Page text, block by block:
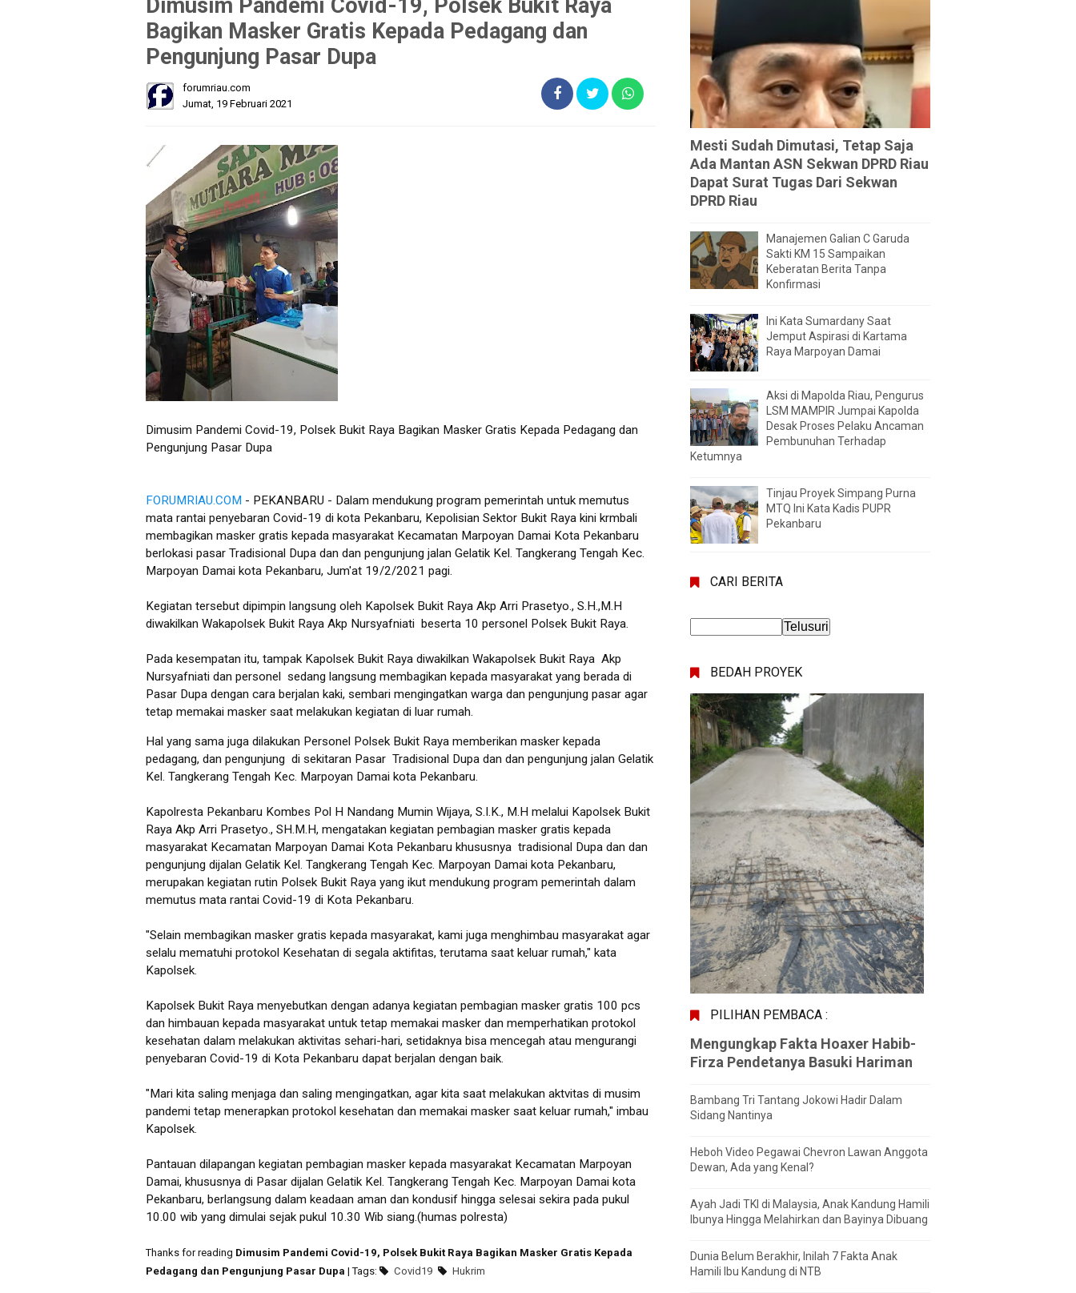
Dimusim Pandemi Covid-19, Polsek Bukit Raya
Bagikan Masker Gratis Kepada Pedagang dan
Pengunjung Pasar Dupa
forumriau.com
Jumat, 19 Februari 2021
Dimusim Pandemi Covid-19, Polsek Bukit Raya Bagikan Masker Gratis Kepada Pedagang dan
Pengunjung Pasar Dupa
FORUMRIAU.COM - PEKANBARU - Dalam mendukung program pemerintah untuk memutus
mata rantai penyebaran Covid-19 di kota Pekanbaru, Kepolisian Sektor Bukit Raya kini krmbali
membagikan masker gratis kepada masyarakat Kecamatan Marpoyan Damai Kota Pekanbaru
berlokasi pasar Tradisional Dupa dan dan pengunjung jalan Gelatik Kel. Tangkerang Tengah Kec.
Marpoyan Damai kota Pekanbaru, Jum'at 19/2/2021 pagi.
Kegiatan tersebut dipimpin langsung oleh Kapolsek Bukit Raya Akp Arri Prasetyo., S.H.,M.H
diwakilkan Wakapolsek Bukit Raya Akp Nursyafniati beserta 10 personel Polsek Bukit Raya.
Pada kesempatan itu, tampak Kapolsek Bukit Raya diwakilkan Wakapolsek Bukit Raya Akp
Nursyafniati dan personel sedang langsung membagikan kepada masyarakat yang berada di
Pasar Dupa dengan cara berjalan kaki, sembari mengingatkan warga dan pengunjung pasar agar
tetap memakai masker saat melakukan kegiatan di luar rumah.
Hal yang sama juga dilakukan Personel Polsek Bukit Raya memberikan masker kepada
pedagang, dan pengunjung di sekitaran Pasar Tradisional Dupa dan dan pengunjung jalan Gelatik
Kel. Tangkerang Tengah Kec. Marpoyan Damai kota Pekanbaru.
Kapolresta Pekanbaru Kombes Pol H Nandang Mumin Wijaya, S.I.K., M.H melalui Kapolsek Bukit
Raya Akp Arri Prasetyo., SH.M.H, mengatakan kegiatan pembagian masker gratis kepada
masyarakat Kecamatan Marpoyan Damai Kota Pekanbaru khususnya tradisional Dupa dan dan
pengunjung dijalan Gelatik Kel. Tangkerang Tengah Kec. Marpoyan Damai kota Pekanbaru,
merupakan kegiatan rutin Polsek Bukit Raya yang ikut mendukung program pemerintah dalam
memutus mata rantai Covid-19 di Kota Pekanbaru.
"Selain membagikan masker gratis kepada masyarakat, kami juga menghimbau masyarakat agar
selalu mematuhi protokol Kesehatan di segala aktifitas, terutama saat keluar rumah," kata
Kapolsek.
Kapolsek Bukit Raya menyebutkan dengan adanya kegiatan pembagian masker gratis 100 pcs
dan himbauan kepada masyarakat untuk tetap memakai masker dan memperhatikan protokol
kesehatan dalam melakukan aktivitas sehari-hari, setidaknya bisa mencegah atau mengurangi
penyebaran Covid-19 di Kota Pekanbaru dapat berjalan dengan baik.
"Mari kita saling menjaga dan saling mengingatkan, agar kita saat melakukan aktvitas di musim
pandemi tetap menerapkan protokol kesehatan dan memakai masker saat keluar rumah," imbau
Kapolsek.
Pantauan dilapangan kegiatan pembagian masker kepada masyarakat Kecamatan Marpoyan
Damai, khususnya di Pasar dijalan Gelatik Kel. Tangkerang Tengah Kec. Marpoyan Damai kota
Pekanbaru, berlangsung dalam keadaan aman dan kondusif hingga selesai sekira pada pukul
10.00 wib yang dimulai sejak pukul 10.30 Wib siang.(humas polresta)
Thanks for reading Dimusim Pandemi Covid-19, Polsek Bukit Raya Bagikan Masker Gratis Kepada
Pedagang dan Pengunjung Pasar Dupa | Tags: Covid19 Hukrim
Mesti Sudah Dimutasi, Tetap Saja
Ada Mantan ASN Sekwan DPRD Riau
Dapat Surat Tugas Dari Sekwan
DPRD Riau
Manajemen Galian C Garuda
Sakti KM 15 Sampaikan
Keberatan Berita Tanpa
Konfirmasi
Ini Kata Sumardany Saat
Jemput Aspirasi di Kartama
Raya Marpoyan Damai
Aksi di Mapolda Riau, Pengurus
LSM MAMPIR Jumpai Kapolda
Desak Proses Pelaku Ancaman
Pembunuhan Terhadap
Ketumnya
Tinjau Proyek Simpang Purna
MTQ Ini Kata Kadis PUPR
Pekanbaru
CARI BERITA
BEDAH PROYEK
PILIHAN PEMBACA :
Mengungkap Fakta Hoaxer Habib-
Firza Pendetanya Basuki Hariman
Bambang Tri Tantang Jokowi Hadir Dalam
Sidang Nantinya
Heboh Video Pegawai Chevron Lawan Anggota
Dewan, Ada yang Kenal?
Ayah Jadi TKI di Malaysia, Anak Kandung Hamili
Ibunya Hingga Melahirkan dan Bayinya Dibuang
Dunia Belum Berakhir, Inilah 7 Fakta Anak
Hamili Ibu Kandung di NTB